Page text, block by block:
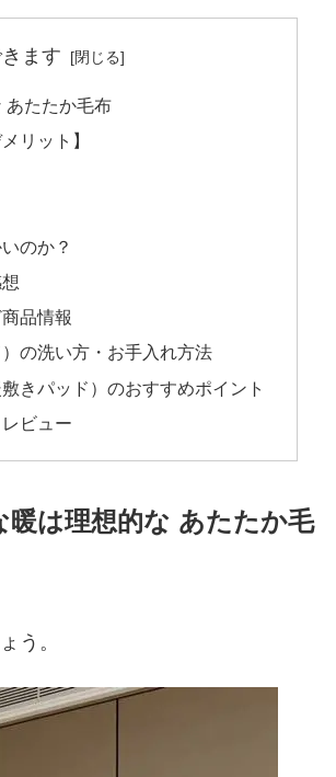
ます
あたたか毛布
リット】
のか？
品情報
の洗い方・お手入れ方法
きパッド）のおすすめポイント
ビュー
は理想的な あたたか毛
う。